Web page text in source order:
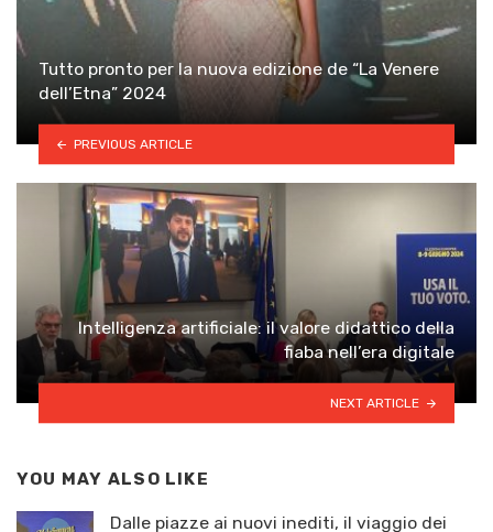
Tutto pronto per la nuova edizione de “La Venere
dell’Etna” 2024
PREVIOUS ARTICLE
Intelligenza artificiale: il valore didattico della
fiaba nell’era digitale
NEXT ARTICLE
YOU MAY ALSO LIKE
Dalle piazze ai nuovi inediti, il viaggio dei